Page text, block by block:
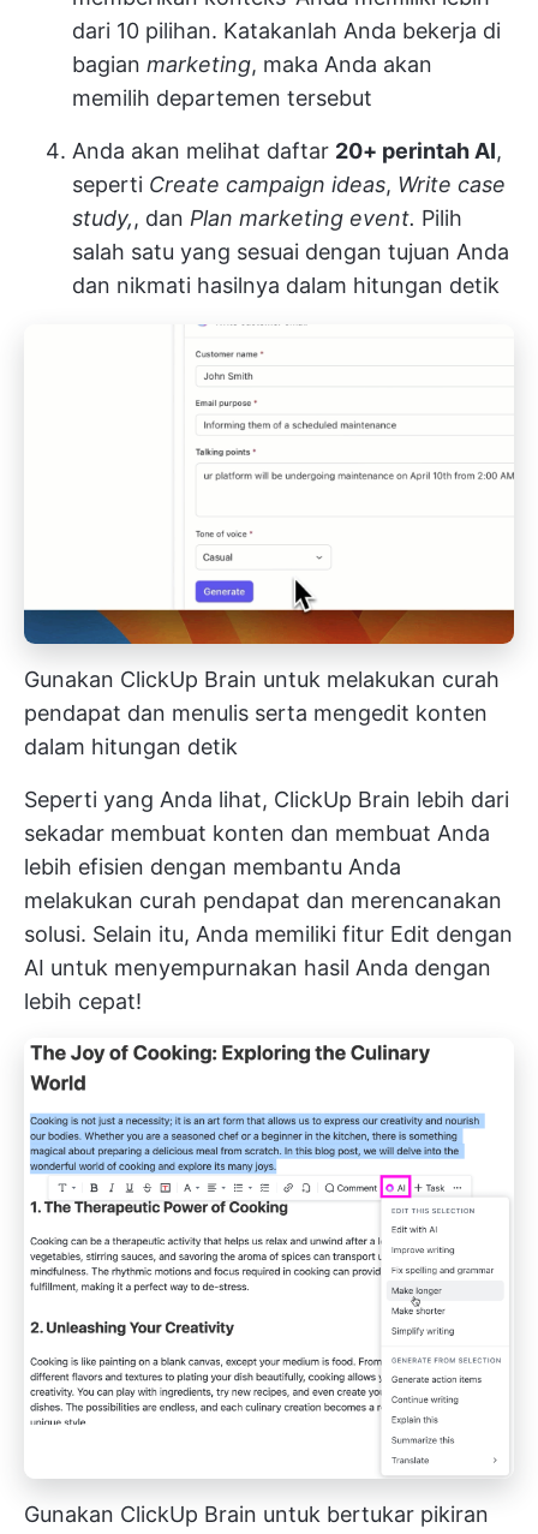
dari 10 pilihan. Katakanlah Anda bekerja di
bagian marketing, maka Anda akan
memilih departemen tersebut
Anda akan melihat daftar 20+ perintah AI,
seperti Create campaign ideas, Write case
study,, dan Plan marketing event. Pilih
salah satu yang sesuai dengan tujuan Anda
dan nikmati hasilnya dalam hitungan detik
Gunakan ClickUp Brain untuk melakukan curah
pendapat dan menulis serta mengedit konten
dalam hitungan detik
Seperti yang Anda lihat, ClickUp Brain lebih dari
sekadar membuat konten dan membuat Anda
lebih efisien dengan membantu Anda
melakukan curah pendapat dan merencanakan
solusi. Selain itu, Anda memiliki fitur Edit dengan
AI untuk menyempurnakan hasil Anda dengan
lebih cepat!
Gunakan ClickUp Brain untuk bertukar pikiran